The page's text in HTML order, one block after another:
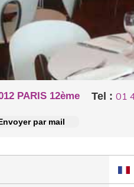
PARIS 12ème Tel : 01
par mail